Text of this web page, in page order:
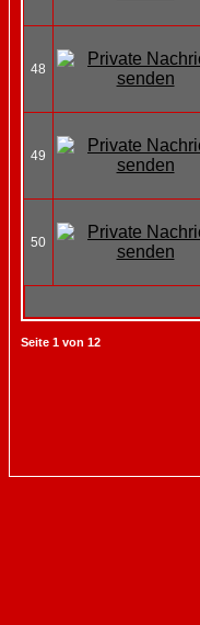
48
49
50
Seite 1 von 12